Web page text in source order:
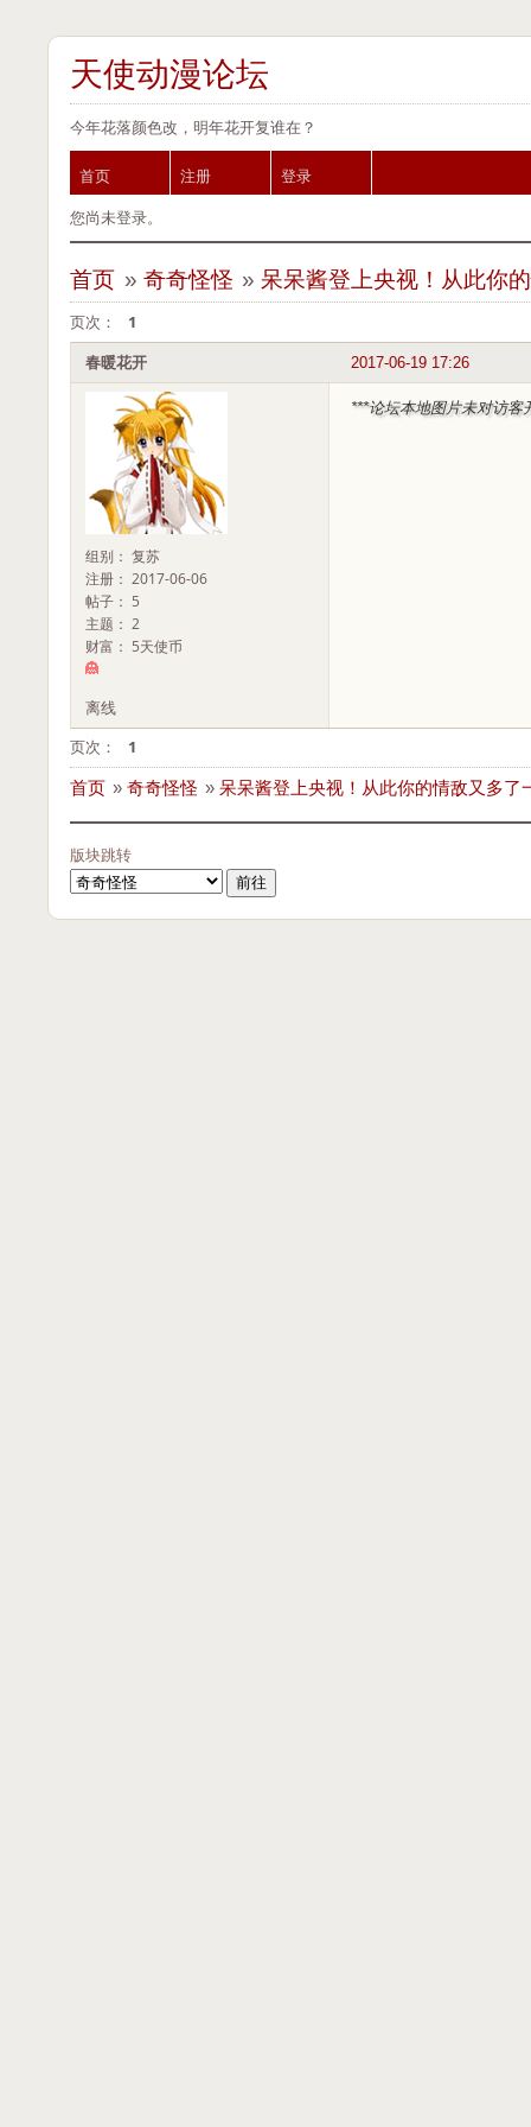
天使动漫论坛
今年花落颜色改，明年花开复谁在？
首页 注册
登录
您尚未登录。
首页 » 奇奇怪怪 »呆呆酱登上央视！从此你
页次： 1
2017-06-19 17:26
春暖花开
组别： 复苏
注册： 2017-06-06
帖子： 5
主题： 2
财富： 5天使币
***论坛本地图片未对访客
离线
页次：
1
首页 » 奇奇怪怪 » 呆呆酱登上央视！从此你的情敌又多了
版块跳转